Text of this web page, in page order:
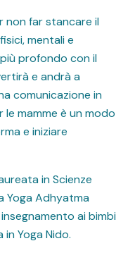
non far stancare il
mentali e
profondo con il
e andrà a
comunicazione in
mamme è un modo
e iniziare
in Scienze
Yoga Adhyatma
ai bimbi
Yoga Nido.